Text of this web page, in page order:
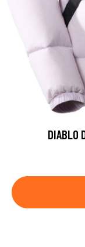
DIABLO